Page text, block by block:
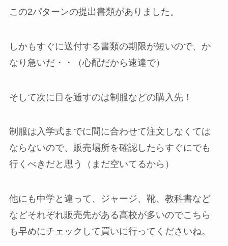
この2パターンの提出書類がありました。
しかもすぐに送付する書類の期限が短いので、か
なり急いだ・・（心配だから速達で）
そして次に目を通すのは制服などの購入先！
制服は入学式までに間に合わせて注文しなくては
ならないので、販売場所を確認したらすぐにでも
行くべきだと思う（まだ空いてるから）
他にも中学と違って、ジャージ、靴、教科書など
などそれぞれ販売先がある高校が多いのでこちら
も早めにチェックして買いに行ってくださいね。